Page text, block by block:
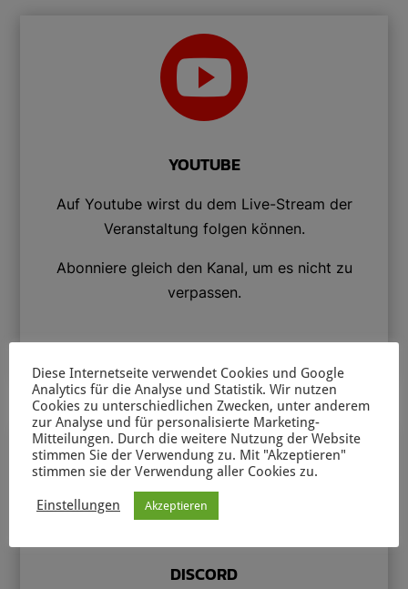

YOUTUBE
Auf Youtube wirst du dem Live-Stream der
Veranstaltung folgen können.
Abonniere gleich den Kanal, um es nicht zu
verpassen.
JETZT ABONNIEREN

DISCORD
Diese Internetseite verwendet Cookies und Google
Analytics für die Analyse und Statistik. Wir nutzen
Cookies zu unterschiedlichen Zwecken, unter anderem
zur Analyse und für personalisierte Marketing-
Mitteilungen. Durch die weitere Nutzung der Website
stimmen Sie der Verwendung zu. Mit "Akzeptieren"
stimmen sie der Verwendung aller Cookies zu.
Einstellungen Akzeptieren